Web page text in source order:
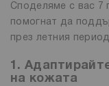
Споделяме с вас 7
помогнат да
през летния
1.
на кожата